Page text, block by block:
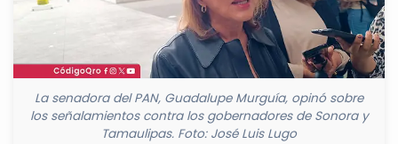
La senadora del PAN, Guadalupe Murguía, opinó sobre
los señalamientos contra los gobernadores de Sonora y
Tamaulipas. Foto: José Luis Lugo